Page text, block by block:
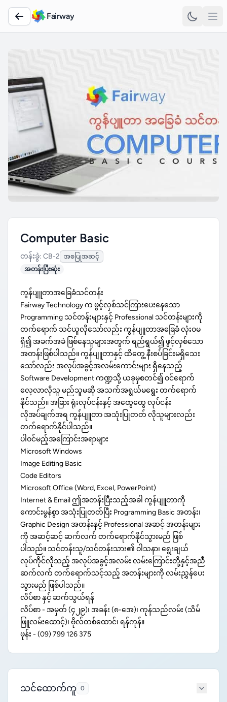
Fairway
Computer Basic
တန်းခွဲ: CB-2
အစပြုအဆင့်
အတန်းပြီးဆုံး
ကွန်ပျူတာအခြေခံသင်တန်း
Fairway Technology က ဖွင့်လှစ်သင်ကြားပေးနေသော
Programming သင်တန်းများနှင့် Professional သင်တန်းများကို
တက်ရောက် သင်ယူလိုသော်လည်း ကွန်ပျူတာအခြေခံ လုံးဝမ
ရှိ၍ အခက်အခဲ ဖြစ်နေသူများအတွက် ရည်ရွယ်၍ ဖွင့်လှစ်သော
အတန်းဖြစ်ပါသည်။ ကွန်ပျူတာနှင့် ထိတွေ့ နီးစပ်ခြင်းမရှိသေး
သော်လည်း အလုပ်အခွင့်အလမ်းကောင်းများ ရှိနေသည့်
Software Development ကဏ္ဍသို့ ယခုမှစတင်၍ ဝင်ရောက်
လေ့လာလိုသူ မည်သူမဆို အသက်အရွယ်မရွေး တက်ရောက်
နိုင်သည်။ အခြား ရုံးလုပ်ငန်းနှင့် အထွေထွေ လုပ်ငန်း
လိုအပ်ချက်အရ ကွန်ပျူတာ အသုံးပြုတတ် လိုသူများလည်း
တက်ရောက်နိုင်ပါသည်။
ပါဝင်မည့်အကြောင်းအရာများ
Microsoft Windows
Image Editing Basic
Code Editors
Microsoft Office (Word, Excel, PowerPoint)
Internet & Email ဤအတန်းပြီးသည့်အခါ ကွန်ပျူတာကို
ကောင်းမွန်စွာ အသုံးပြုတတ်ပြီး Programming Basic အတန်း၊
Graphic Design အတန်းနှင့် Professional အဆင့် အတန်းများ
ကို အဆင့်ဆင့် ဆက်လက် တက်ရောက်နိုင်သွားမည် ဖြစ်
ပါသည်။ သင်တန်းသူ/သင်တန်းသား၏ ဝါသနာ၊ ရွေးချယ်
လုပ်ကိုင်လိုသည့် အလုပ်အခွင့်အလမ်း လမ်းကြောင်းတို့နှင့်အညီ
ဆက်လက် တက်ရောက်သင့်သည့် အတန်းများကို လမ်းညွှန်ပေး
သွားမည် ဖြစ်ပါသည်။
လိပ်စာ နှင့် ဆက်သွယ်ရန်
လိပ်စာ - အမှတ် (၄၂၉)၊ အခန်း (၈-အေ)၊ ကုန်သည်လမ်း (သိမ်
ဖြူလမ်းထောင့်)၊ ဗိုလ်တစ်ထောင်၊ ရန်ကုန်။
ဖုန်း - (09) 799 126 375
သင်ထောက်ကူ 0